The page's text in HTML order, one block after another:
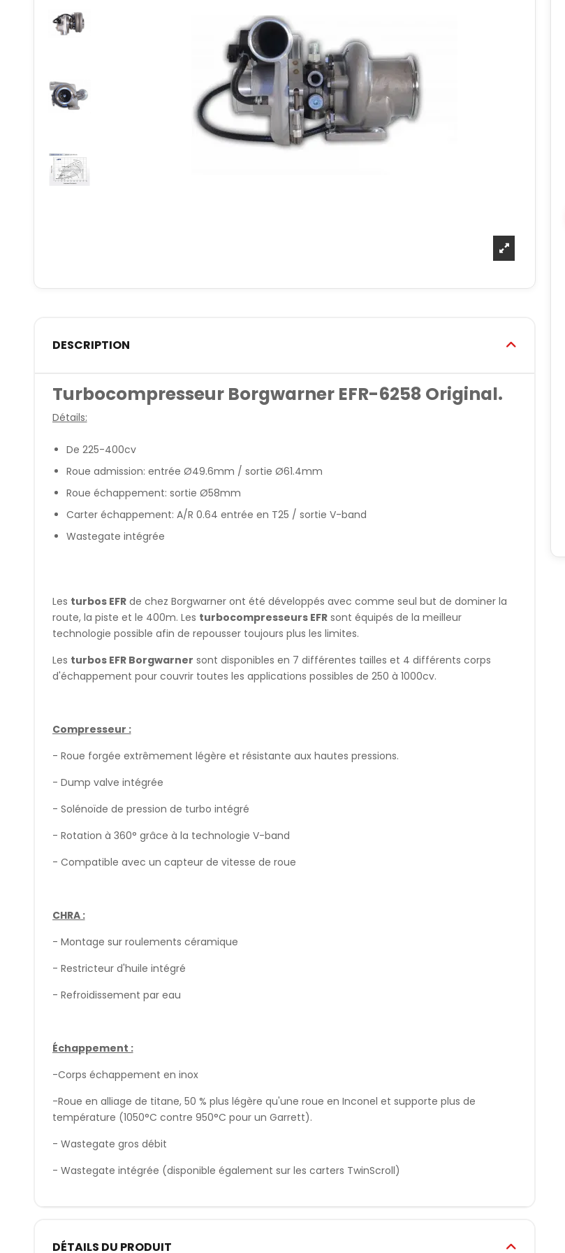
DESCRIPTION
Turbocompresseur Borgwarner EFR-6258 Original.
Détails:
De 225-400cv
Roue admission: entrée Ø49.6mm / sortie Ø61.4mm
Roue échappement: sortie Ø58mm
Carter échappement: A/R 0.64 entrée en T25 / sortie V-band
Wastegate intégrée
Les turbos EFRde chez Borgwarner ont été développés avec comme seul but de dominer la
route, la piste et le 400m. Les turbocompresseurs EFRsont équipés de la meilleur
technologie possible afin de repousser toujours plus les limites.
Les turbos EFR Borgwarner sont disponibles en 7 différentes tailles et 4 différents corps
d'échappement pour couvrir toutes les applications possibles de 250 à 1000cv.
Compresseur :
- Roue forgée extrêmement légère et résistante aux hautes pressions.
- Dump valve intégrée
- Solénoïde de pression de turbo intégré
- Rotation à 360° grâce à la technologie V-band
- Compatible avec un capteur de vitesse de roue
CHRA :
- Montage sur roulements céramique
- Restricteur d'huile intégré
- Refroidissement par eau
Échappement :
-Corps échappement en inox
-Roue en alliage de titane, 50 % plus légère qu'une roue en Inconel et supporte plus de
température (1050°C contre 950°C pour un Garrett).
- Wastegate gros débit
- Wastegate intégrée (disponible également sur les carters TwinScroll)
DÉTAILS DU PRODUIT